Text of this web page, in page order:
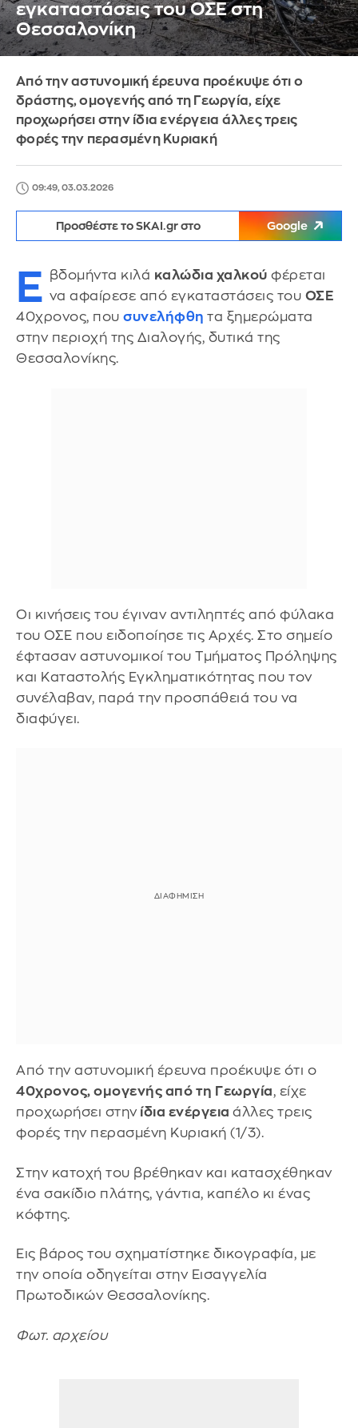
εγκαταστάσεις του ΟΣΕ στη
Θεσσαλονίκη
Από την αστυνομική έρευνα προέκυψε ότι ο
δράστης, ομογενής από τη Γεωργία, είχε
προχωρήσει στην ίδια ενέργεια άλλες τρεις
φορές την περασμένη Κυριακή
09:49, 03.03.2026
Προσθέστε το SKAI.gr στο Google
Ε βδομήντα κιλά καλώδια χαλκού φέρεται
να αφαίρεσε από εγκαταστάσεις του ΟΣΕ
40χρονος, που συνελήφθη τα ξημερώματα
στην περιοχή της Διαλογής, δυτικά της
Θεσσαλονίκης.
Οι κινήσεις του έγιναν αντιληπτές από φύλακα
του ΟΣΕ που ειδοποίησε τις Αρχές. Στο σημείο
έφτασαν αστυνομικοί του Τμήματος Πρόληψης
και Καταστολής Εγκληματικότητας που τον
συνέλαβαν, παρά την προσπάθειά του να
διαφύγει.
Από την αστυνομική έρευνα προέκυψε ότι ο
40χρονος, ομογενής από τη Γεωργία, είχε
προχωρήσει στην ίδια ενέργεια άλλες τρεις
φορές την περασμένη Κυριακή (1/3).
Στην κατοχή του βρέθηκαν και κατασχέθηκαν
ένα σακίδιο πλάτης, γάντια, καπέλο κι ένας
κόφτης.
Εις βάρος του σχηματίστηκε δικογραφία, με
την οποία οδηγείται στην Εισαγγελία
Πρωτοδικών Θεσσαλονίκης.
Φωτ. αρχείου